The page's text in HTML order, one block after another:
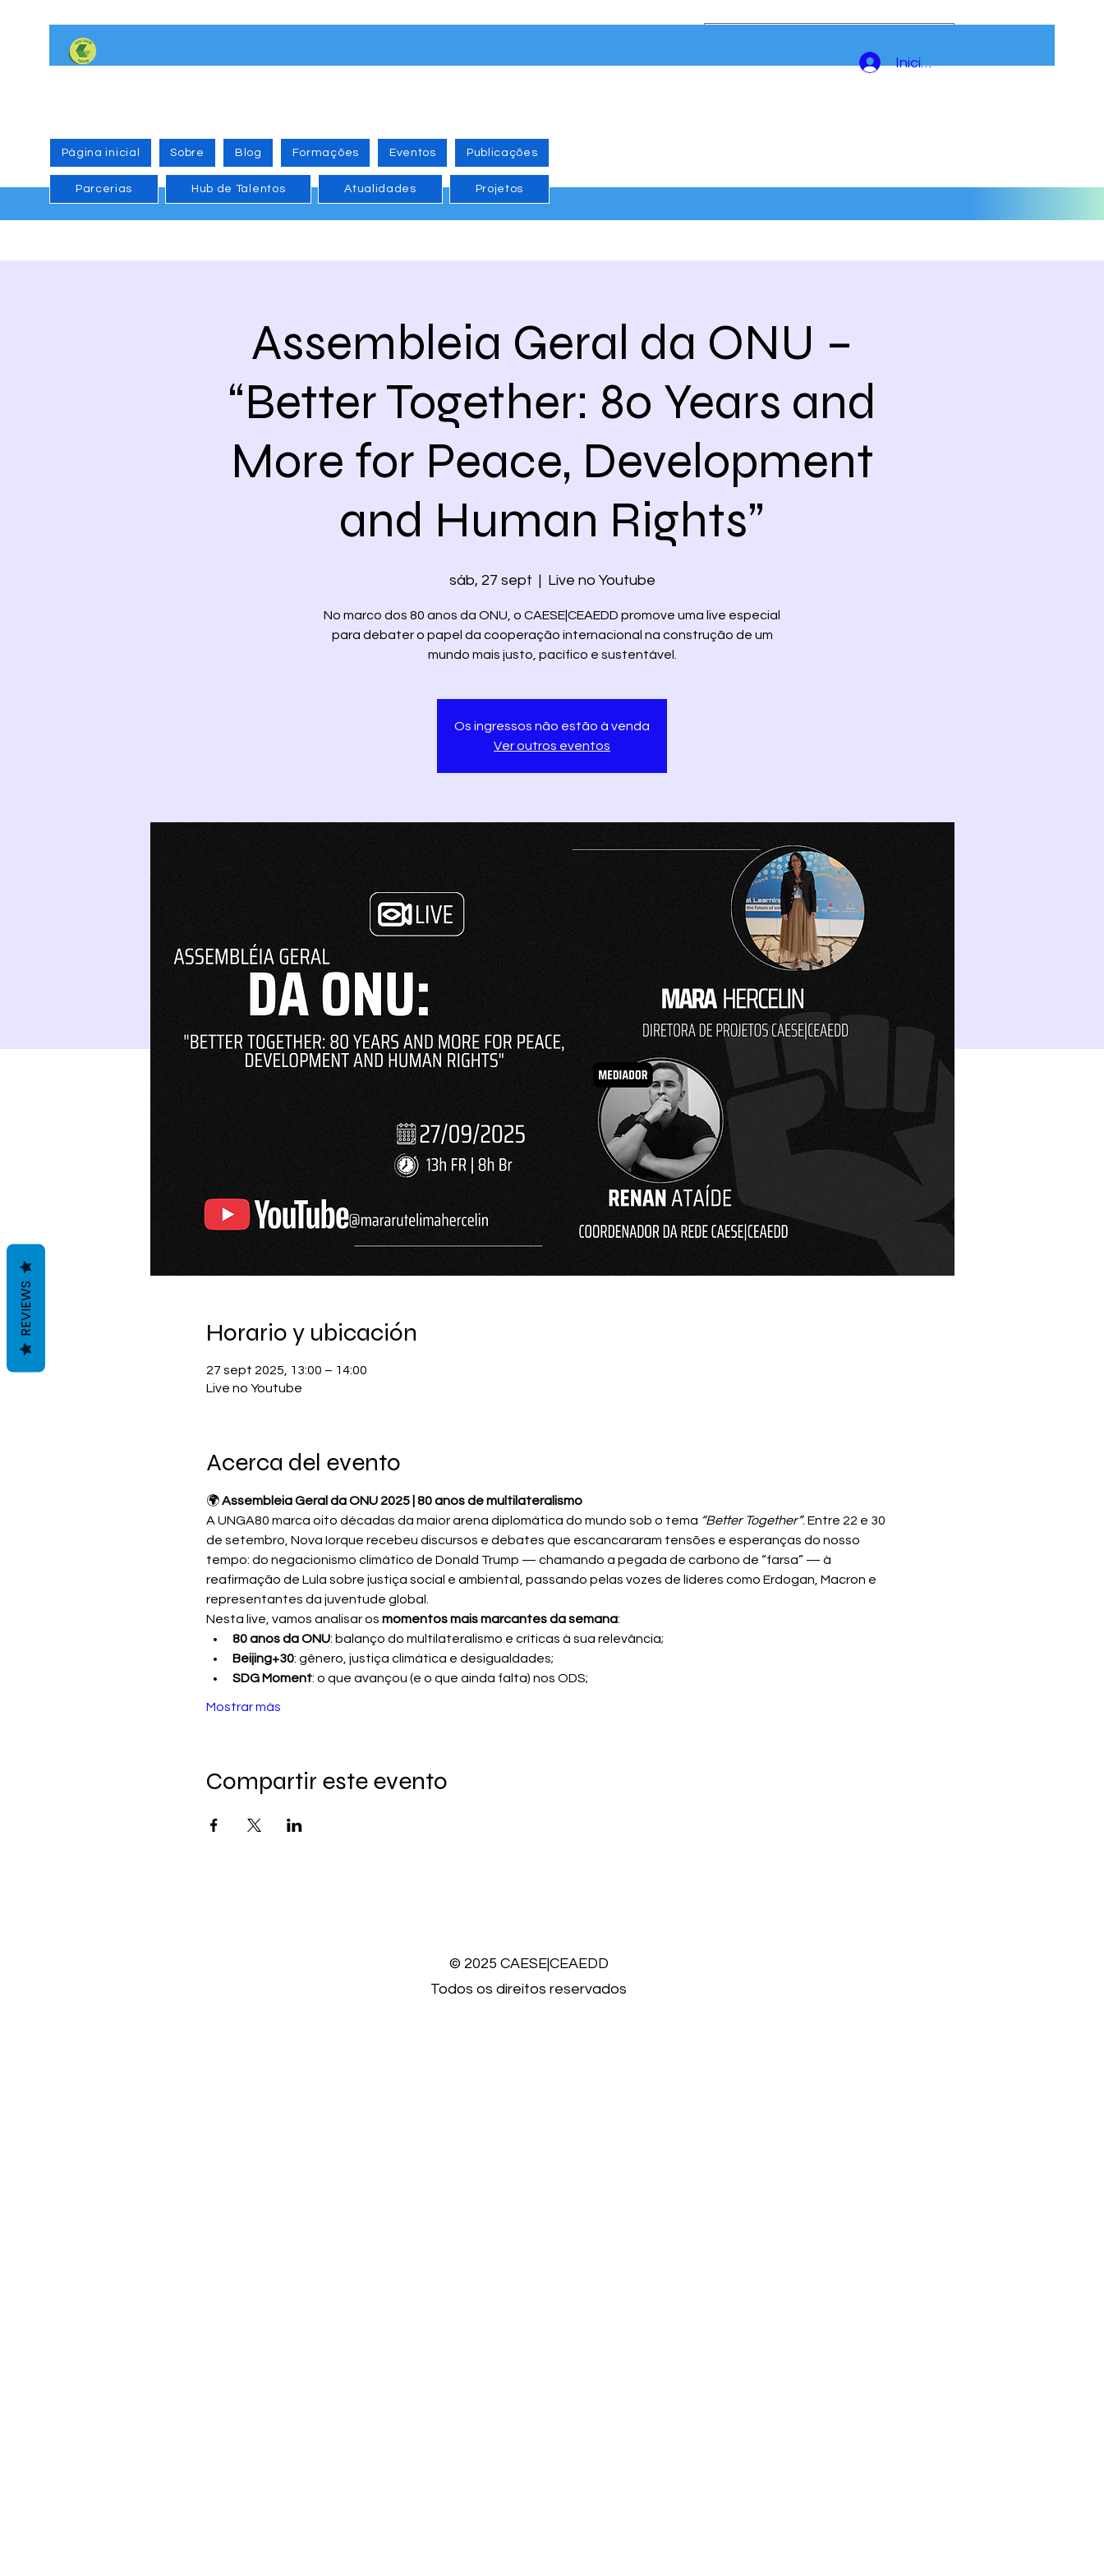
Iniciar sesión
Página inicial Sobre Blog Formações Eventos Publicações
Parcerias Hub de Talentos Atualidades Projetos
Assembleia Geral da ONU –
“Better Together: 80 Years and
More for Peace, Development
and Human Rights”
sáb, 27 sept
  |
Live no Youtube
No marco dos 80 anos da ONU, o CAESE|CEAEDD promove uma live especial
para debater o papel da cooperação internacional na construção de um
Os ingressos não estão à venda
Ver outros eventos
Horario y ubicación
27 sept 2025, 13:00 – 14:00
Live no Youtube
Acerca del evento
🌍 Assembleia Geral da ONU 2025 | 80 anos de multilateralismo
A UNGA80 marca oito décadas da maior arena diplomática do mundo sob o tema “Better Together”. Entre 22 e 30
de setembro, Nova Iorque recebeu discursos e debates que escancararam tensões e esperanças do nosso
tempo: do negacionismo climático de Donald Trump — chamando a pegada de carbono de “farsa” — à
reafirmação de Lula sobre justiça social e ambiental, passando pelas vozes de líderes como Erdogan, Macron e
representantes da juventude global.
Nesta live, vamos analisar os momentos mais marcantes da semana:
80 anos da ONU: balanço do multilateralismo e críticas à sua relevância;
Beijing+30: gênero, justiça climática e desigualdades;
SDG Moment: o que avançou (e o que ainda falta) nos ODS;
Mostrar más
Compartir este evento
© 2025 CAESE|CEAEDD
Todos os direitos reservados
REVIEWS